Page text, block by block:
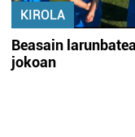
KIROLA
Beasain
jokoan